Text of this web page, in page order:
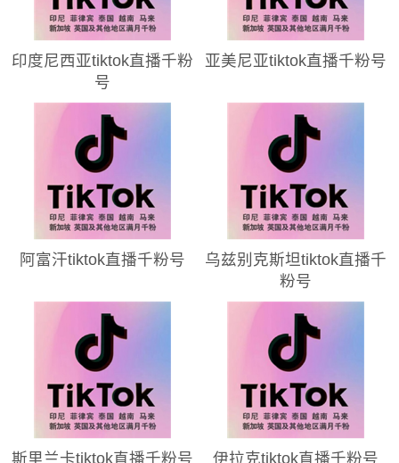
印度尼西亚tiktok直播千粉
号
亚美尼亚tiktok直播千粉号
阿富汗tiktok直播千粉号
乌兹别克斯坦tiktok直播千
粉号
斯里兰卡tiktok直播千粉号 伊拉克tiktok直播千粉号